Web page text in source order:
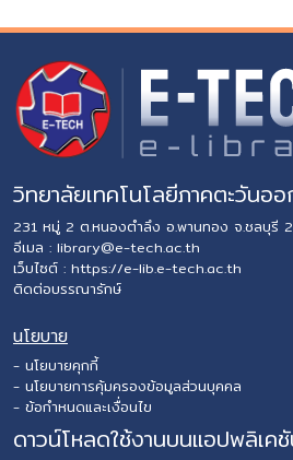
วิทยาลัยเทคโนโลยีภาคตะวันอ
231 หมู่ 2 ต.หนองตำลึง อ.พานทอง จ.ชลบุรี
อีเมล : library@e-tech.ac.th
เว็บไซต์ : https://e-lib.e-tech.ac.th
ติดต่อบรรณารักษ์
นโยบาย
- นโยบายคุกกี้
- นโยบายการคุ้มครองข้อมูลส่วนบุคคล
- ข้อกำหนดและเงื่อนไข
ดาวน์โหลดใช้งานบนแอปพลิเค